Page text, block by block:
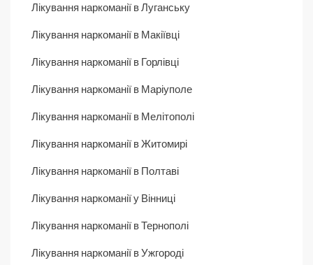
Лікування наркоманії в Луганську
Лікування наркоманії в Макіївці
Лікування наркоманії в Горлівці
Лікування наркоманії в Маріуполе
Лікування наркоманії в Мелітополі
Лікування наркоманії в Житомирі
Лікування наркоманії в Полтаві
Лікування наркоманії у Вінниці
Лікування наркоманії в Тернополі
Лікування наркоманії в Ужгороді